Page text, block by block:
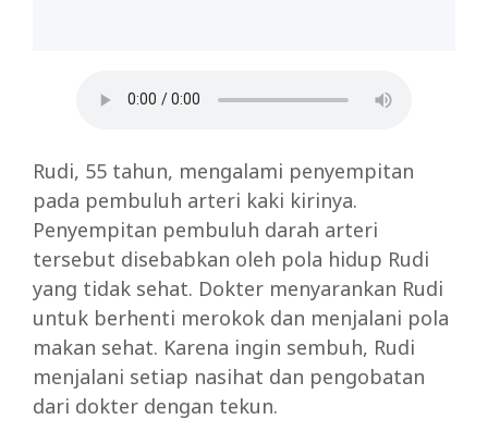
Rudi, 55 tahun, mengalami penyempitan
pada pembuluh arteri kaki kirinya.
Penyempitan pembuluh darah arteri
tersebut disebabkan oleh pola hidup Rudi
yang tidak sehat. Dokter menyarankan Rudi
untuk berhenti merokok dan menjalani pola
makan sehat. Karena ingin sembuh, Rudi
menjalani setiap nasihat dan pengobatan
dari dokter dengan tekun.